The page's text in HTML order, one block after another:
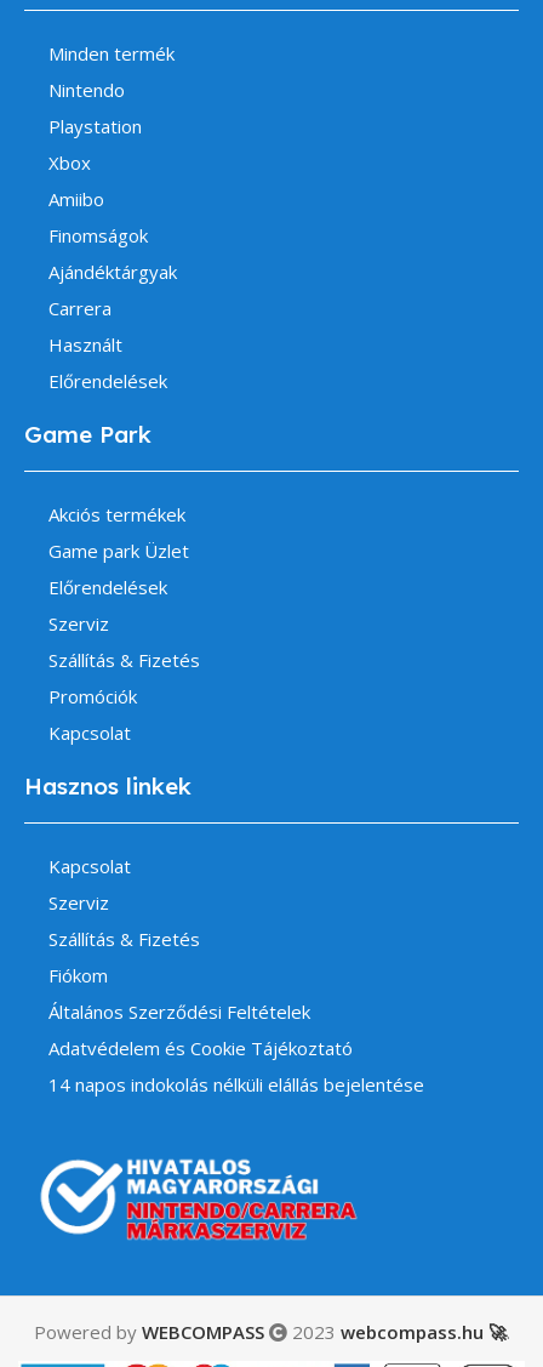
Minden termék
Nintendo
Playstation
Xbox
Amiibo
Finomságok
Ajándéktárgyak
Carrera
Használt
Előrendelések
Game Park
Akciós termékek
Game park Üzlet
Előrendelések
Szerviz
Szállítás & Fizetés
Promóciók
Kapcsolat
Hasznos linkek
Kapcsolat
Szerviz
Szállítás & Fizetés
Fiókom
Általános Szerződési Feltételek
Adatvédelem és Cookie Tájékoztató
14 napos indokolás nélküli elállás bejelentése
Powered by WEBCOMPASS 2023 webcompass.hu 🚀.